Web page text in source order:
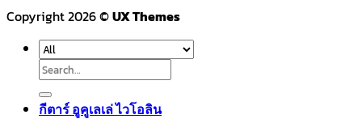
Copyright 2026 ©UX Themes
Search
for:
กีตาร์ อูคูเลเล่ ไวโอลิน